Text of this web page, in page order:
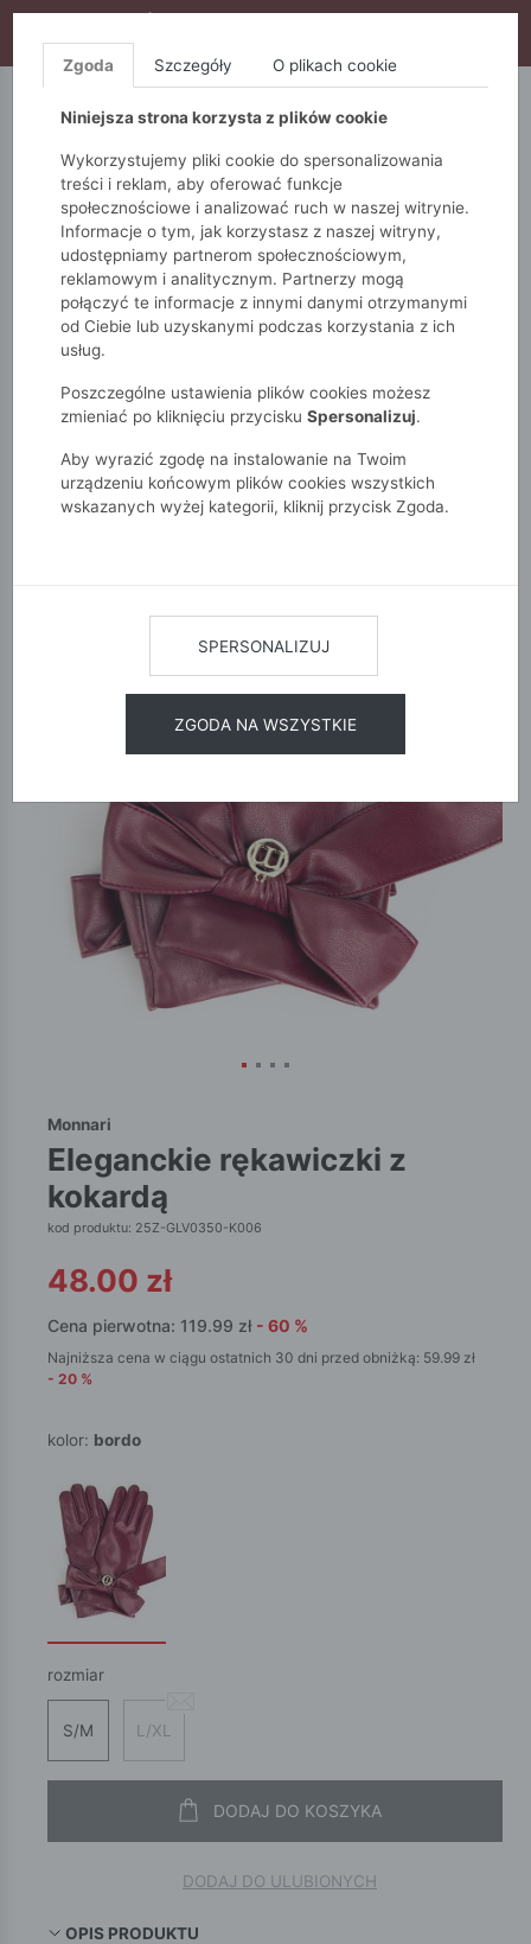
S10), DODATKOWE 15% ZA 3SZT (KOD: S15)
5.10.15. QUIOSQUE
Monnari Dodatki
Rękawiczki
Eleganckie rękawiczki z kokardą
Monnari
eleganckie rękawiczki z
kokardą
kod produktu: 25Z-GLV0350-K006
48.00 zł
Cena pierwotna: 119.99 zł - 60 %
Najniższa cena w ciągu ostatnich 30 dni przed obniżką: 59.99 zł
- 20 %
kolor: bordo
rozmiar
S/M L/XL
DODAJ DO KOSZYKA
DODAJ DO ULUBIONYCH
OPIS PRODUKTU
Zgoda Szczegóły O plikach cookie
Niniejsza strona korzysta z plików cookie
Wykorzystujemy pliki cookie do spersonalizowania
treści i reklam, aby oferować funkcje
społecznościowe i analizować ruch w naszej witrynie.
Informacje o tym, jak korzystasz z naszej witryny,
udostępniamy partnerom społecznościowym,
reklamowym i analitycznym. Partnerzy mogą
połączyć te informacje z innymi danymi otrzymanymi
od Ciebie lub uzyskanymi podczas korzystania z ich
usług.
Poszczególne ustawienia plików cookies możesz
zmieniać po kliknięciu przycisku Spersonalizuj.
Aby wyrazić zgodę na instalowanie na Twoim
urządzeniu końcowym plików cookies wszystkich
wskazanych wyżej kategorii, kliknij przycisk Zgoda.
SPERSONALIZUJ
ZGODA NA WSZYSTKIE